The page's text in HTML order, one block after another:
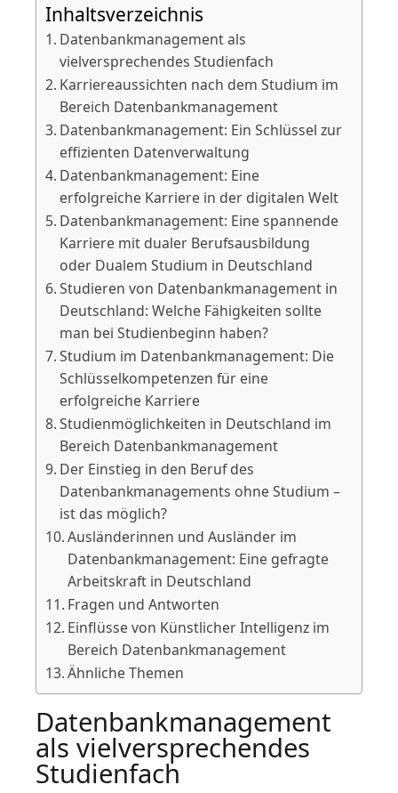
Inhaltsverzeichnis
Datenbankmanagement als
vielversprechendes Studienfach
Karriereaussichten nach dem Studium im
Bereich Datenbankmanagement
Datenbankmanagement: Ein Schlüssel zur
effizienten Datenverwaltung
Datenbankmanagement: Eine
erfolgreiche Karriere in der digitalen Welt
Datenbankmanagement: Eine spannende
Karriere mit dualer Berufsausbildung
oder Dualem Studium in Deutschland
Studieren von Datenbankmanagement in
Deutschland: Welche Fähigkeiten sollte
man bei Studienbeginn haben?
Studium im Datenbankmanagement: Die
Schlüsselkompetenzen für eine
erfolgreiche Karriere
Studienmöglichkeiten in Deutschland im
Bereich Datenbankmanagement
Der Einstieg in den Beruf des
Datenbankmanagements ohne Studium –
ist das möglich?
Ausländerinnen und Ausländer im
Datenbankmanagement: Eine gefragte
Arbeitskraft in Deutschland
Fragen und Antworten
Einflüsse von Künstlicher Intelligenz im
Bereich Datenbankmanagement
Ähnliche Themen
Datenbankmanagement
als vielversprechendes
Studienfach